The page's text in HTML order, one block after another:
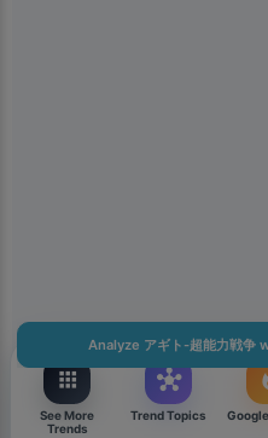
Analyze アギト-超能力戦争
apps
See More
Trends
hub
Trend Topics